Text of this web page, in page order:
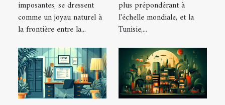
la Zambie
imposantes, se dressent
comme un joyau naturel à
la frontière entre la...
tunisienne
plus prépondérant à
l'échelle mondiale, et la
Tunisie,...